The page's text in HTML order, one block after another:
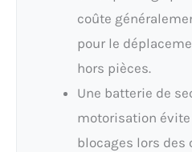
coûte
pour le
hors pièces.
Une batterie de
motorisation
blocages lors des